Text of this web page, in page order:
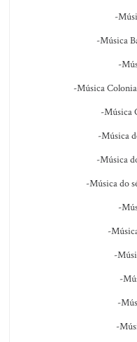
-
-Música
-
-Música
-Música
-Música
-Música
-Música do
-
-
-
-
-
-